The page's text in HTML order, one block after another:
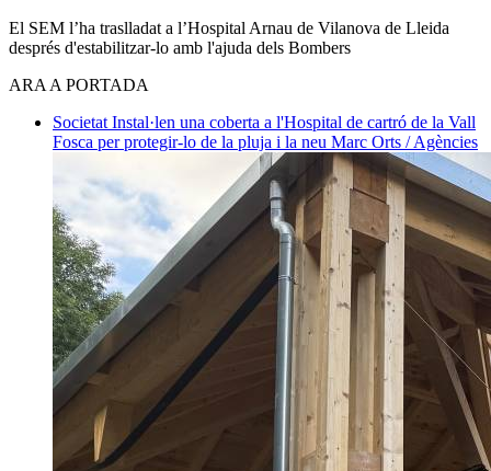
El SEM l’ha traslladat a l’Hospital Arnau de Vilanova de Lleida
després d'estabilitzar-lo amb l'ajuda dels Bombers
ARA A PORTADA
Societat Instal·len una coberta a l'Hospital de cartró de la Vall
Fosca per protegir-lo de la pluja i la neu Marc Orts / Agències